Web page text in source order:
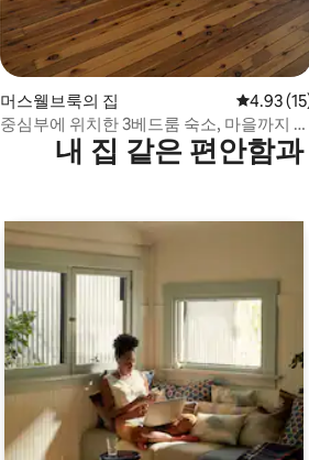
머스웰브룩의 집 평점 4.93
4.93
중심부에 위치한 3베드룸 숙소, 마을까지 도
내 집 같은 편안함